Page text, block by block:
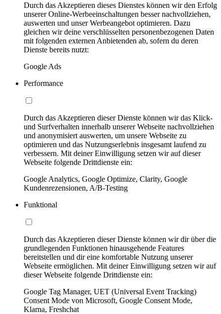
Durch das Akzeptieren dieses Dienstes können wir den Erfolg
unserer Online-Werbeeinschaltungen besser nachvollziehen,
auswerten und unser Werbeangebot optimieren. Dazu
gleichen wir deine verschlüsselten personenbezogenen Daten
mit folgenden externen Anbietenden ab, sofern du deren
Dienste bereits nutzt:
Google Ads
Performance
Durch das Akzeptieren dieser Dienste können wir das Klick-
und Surfverhalten innerhalb unserer Webseite nachvollziehen
und anonymisiert auswerten, um unsere Webseite zu
optimieren und das Nutzungserlebnis insgesamt laufend zu
verbessern. Mit deiner Einwilligung setzen wir auf dieser
Webseite folgende Drittdienste ein:
Google Analytics, Google Optimize, Clarity, Google
Kundenrezensionen, A/B-Testing
Funktional
Durch das Akzeptieren dieser Dienste können wir dir über die
grundlegenden Funktionen hinausgehende Features
bereitstellen und dir eine komfortable Nutzung unserer
Webseite ermöglichen. Mit deiner Einwilligung setzen wir auf
dieser Webseite folgende Drittdienste ein:
Google Tag Manager, UET (Universal Event Tracking)
Consent Mode von Microsoft, Google Consent Mode,
Klarna, Freshchat